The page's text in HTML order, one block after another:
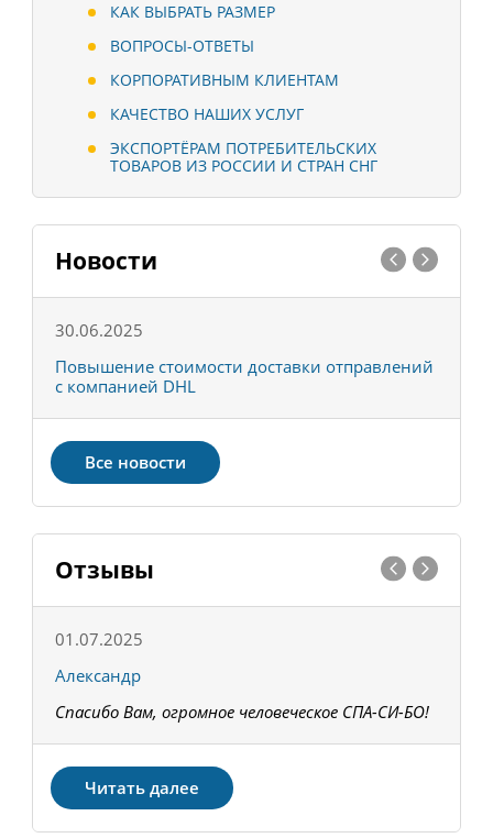
КАК ВЫБРАТЬ РАЗМЕР
ВОПРОСЫ-ОТВЕТЫ
КОРПОРАТИВНЫМ КЛИЕНТАМ
КАЧЕСТВО НАШИХ УСЛУГ
ЭКСПОРТЁРАМ ПОТРЕБИТЕЛЬСКИХ
ТОВАРОВ ИЗ РОССИИ И СТРАН СНГ
Новости
30.06.2025
Повышение стоимости доставки отправлений
с компанией DHL
Все новости
Отзывы
01.07.2025
Александр
Спасибо Вам, огромное человеческое СПА-СИ-БО!
Читать далее